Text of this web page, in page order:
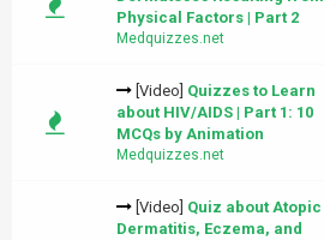
Physical Factors | Part 2
Medquizzes.net
[Video] Quizzes to Learn
about HIV/AIDS | Part 1: 10
MCQs by Animation
Medquizzes.net
[Video] Quiz about Atopic
Dermatitis, Eczema, and